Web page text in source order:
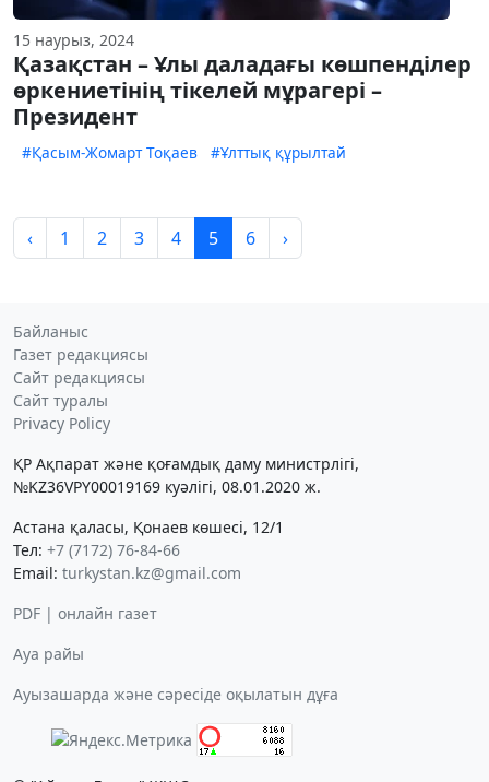
15 наурыз, 2024
Қазақстан – Ұлы даладағы көшпенділер
өркениетінің тікелей мұрагері –
Президент
#Қасым-Жомарт Тоқаев #Ұлттық құрылтай
‹ 1 2 3 4 5 6 ›
Байланыс
Газет редакциясы
Сайт редакциясы
Сайт туралы
Privacy Policy
ҚР Ақпарат және қоғамдық даму министрлігі,
№KZ36VPY00019169 куәлігі, 08.01.2020 ж.
Астана қаласы, Қонаев көшесі, 12/1
Тел: +7 (7172) 76-84-66
Email: turkystan.kz@gmail.com
PDF | онлайн газет
Ауа райы
Ауызашарда және сәресіде оқылатын дұға